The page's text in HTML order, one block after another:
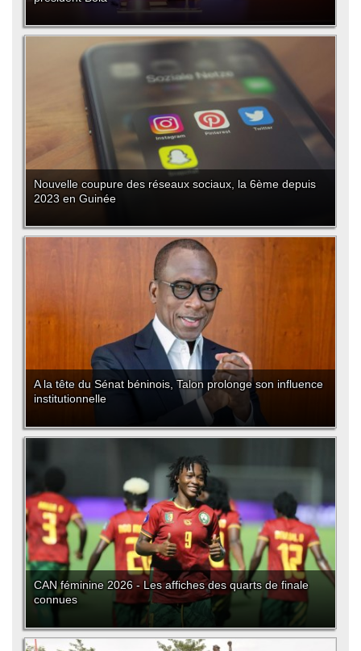
Nouvelle coupure des réseaux sociaux, la 6ème depuis
2023 en Guinée
A la tête du Sénat béninois, Talon prolonge son influence
institutionnelle
CAN féminine 2026 - Les affiches des quarts de finale
connues